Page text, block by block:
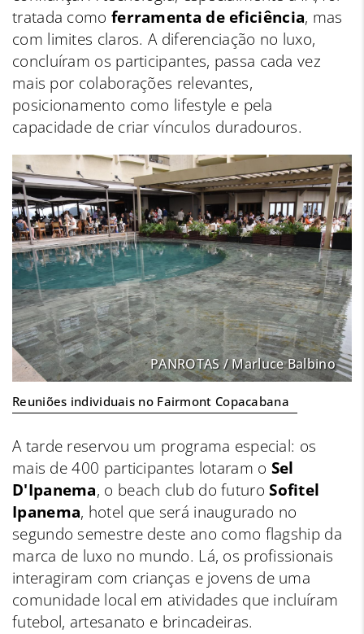
tratada como ferramenta de eficiência, mas
com limites claros. A diferenciação no luxo,
concluíram os participantes, passa cada vez
mais por colaborações relevantes,
posicionamento como lifestyle e pela
capacidade de criar vínculos duradouros.
PANROTAS / Marluce Balbino
Reuniões individuais no Fairmont Copacabana
A tarde reservou um programa especial: os
mais de 400 participantes lotaram o Sel
D'Ipanema, o beach club do futuroSofitel
Ipanema, hotel que será inaugurado no
segundo semestre deste ano como flagship da
marca de luxo no mundo. Lá, os profissionais
interagiram com crianças e jovens de uma
comunidade local em atividades que incluíram
futebol, artesanato e brincadeiras.